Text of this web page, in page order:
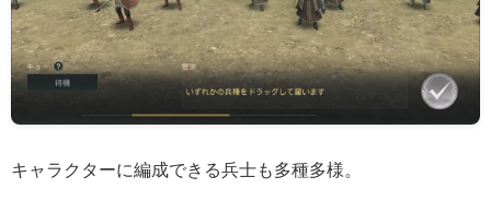
キャラクターに編成できる兵士も多種多様。